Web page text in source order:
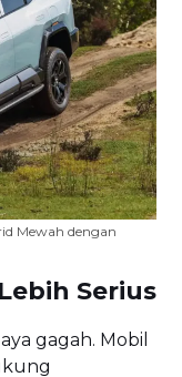
Mewah dengan
Serius
gagah. Mobil